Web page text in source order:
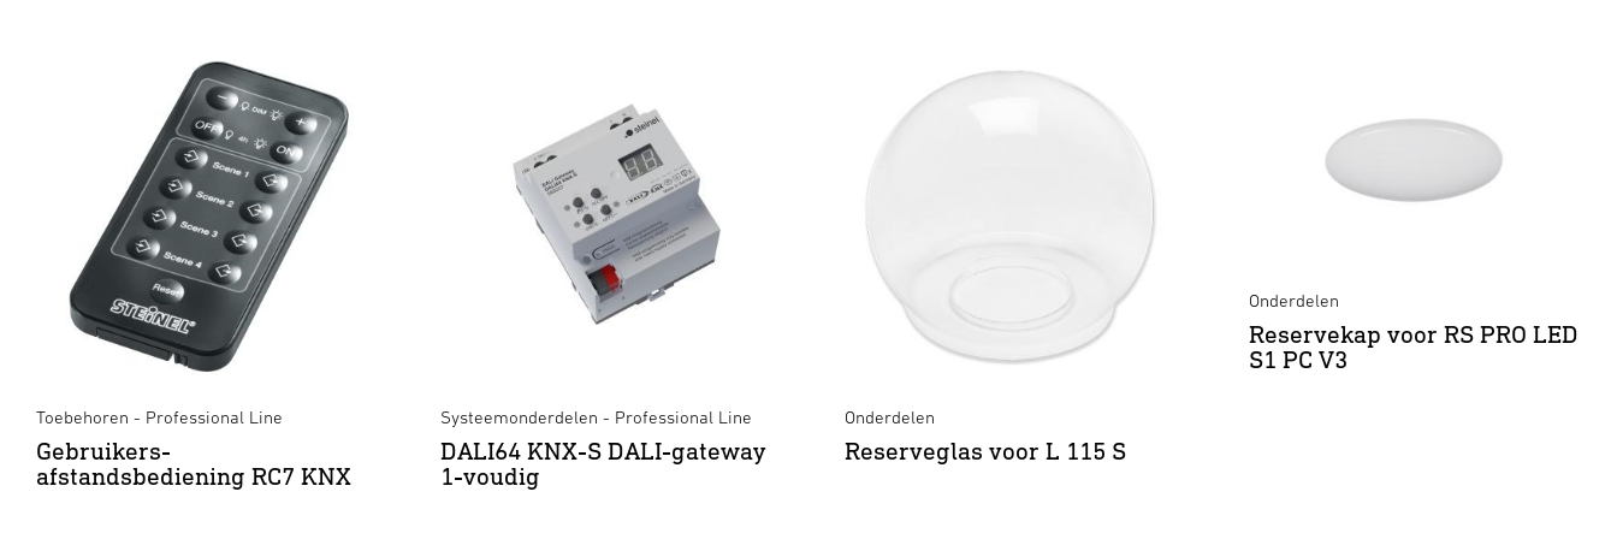
Toebehoren - Professional Line
Gebruikers-
afstandsbediening RC7 KNX
Systeemonderdelen - Professional Line
DALI64 KNX-S DALI-gateway
1-voudig
Onderdelen
Reserveglas voor L 115 S
Onderdelen
Reservekap voor RS PRO LED
S1 PC V3